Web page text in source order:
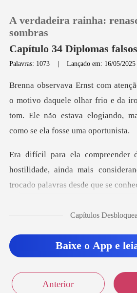
Loja
Histórico
Sair
Baixar App
A verdadeira rainha:
sombras
Capítulo 34 Diplomas falsos
Palavras: 1073 |Lançado em: 16/05/2025
uele olhar frio e da
tom. Ele não estava el
hostilidade, ainda mais
Capítulos
Baixe o App e
Anterior